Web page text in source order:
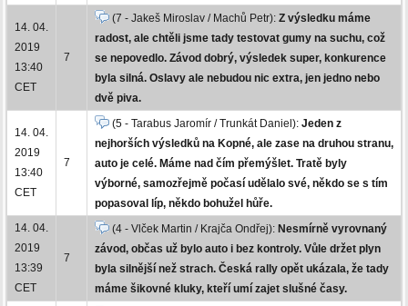
14. 04.
2019
13:40
CET
7
(7 - Jakeš Miroslav / Machů Petr): Z výsledku máme
radost, ale chtěli jsme tady testovat gumy na suchu, což
se nepovedlo. Závod dobrý, výsledek super, konkurence
byla silná. Oslavy ale nebudou nic extra, jen jedno nebo
dvě piva.
14. 04.
2019
13:40
CET
7
(5 - Tarabus Jaromír / Trunkát Daniel): Jeden z
nejhorších výsledků na Kopné, ale zase na druhou stranu,
auto je celé. Máme nad čím přemýšlet. Tratě byly
výborné, samozřejmě počasí udělalo své, někdo se s tím
popasoval líp, někdo bohužel hůře.
14. 04.
2019
13:39
CET
7
(4 - Vlček Martin / Krajča Ondřej): Nesmírně vyrovnaný
závod, občas už bylo auto i bez kontroly. Vůle držet plyn
byla silnější než strach. Česká rally opět ukázala, že tady
máme šikovné kluky, kteří umí zajet slušné časy.